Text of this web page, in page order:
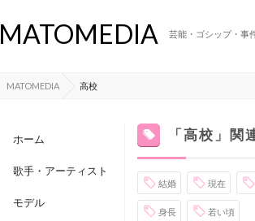
MATOMEDIA 芸能・ゴシップ・事
MATOMEDIA 高校
ホーム
歌手・アーティスト
モデル
「高校」関
結婚 現在
身長 若い頃